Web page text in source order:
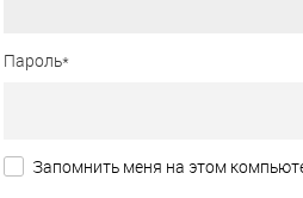
Пароль*
Запомнить меня на этом